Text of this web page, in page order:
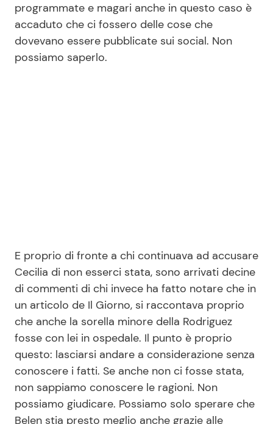
programmate e magari anche in questo caso è
accaduto che ci fossero delle cose che
dovevano essere pubblicate sui social. Non
possiamo saperlo.
E proprio di fronte a chi continuava ad accusare
Cecilia di non esserci stata, sono arrivati decine
di commenti di chi invece ha fatto notare che in
un articolo de Il Giorno, si raccontava proprio
che anche la sorella minore della Rodriguez
fosse con lei in ospedale. Il punto è proprio
questo: lasciarsi andare a considerazione senza
conoscere i fatti. Se anche non ci fosse stata,
non sappiamo conoscere le ragioni. Non
possiamo giudicare. Possiamo solo sperare che
Belen stia presto meglio anche grazie alle